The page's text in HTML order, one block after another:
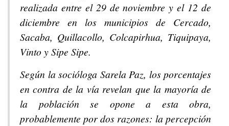
realizada entre el 29 de noviembre y el 12 de
diciembre en los municipios de Cercado,
Sacaba, Quillacollo, Colcapirhua, Tiquipaya,
Vinto y Sipe Sipe.
Según la socióloga Sarela Paz, los porcentajes
en contra de la vía revelan que la mayoría de
la población se opone a esta obra,
probablemente por dos razones: la percepción